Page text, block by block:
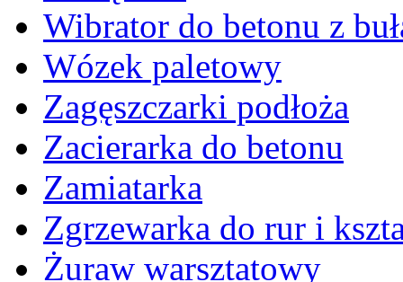
Wibrator do betonu z
Wózek paletowy
Zagęszczarki podłoża
Zacierarka do betonu
Zamiatarka
Zgrzewarka do rur i
Żuraw warsztatowy